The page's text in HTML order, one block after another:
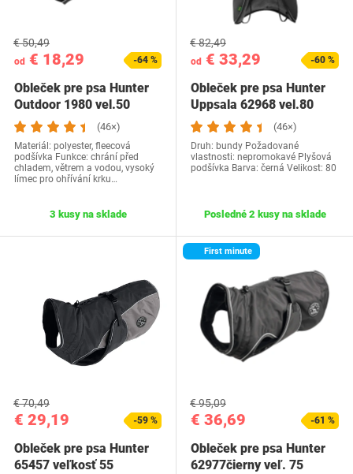
od € 18,29
€ 50,49
-64 %
Obleček pre psa Hunter
Outdoor 1980 vel.50
(46×)
Materiál: polyester, fleecová
podšívka Funkce: chrání před
chladem, větrem a vodou, vysoký
límec pro ohřívání krku…
3 kusy na sklade
od € 33,29
€ 82,49
-60 %
Obleček pre psa Hunter
Uppsala 62968 vel.80
(46×)
Druh: bundy Požadované
vlastnosti: nepromokavé Plyšová
podšívka Barva: černá Velikost: 80
Posledné 2 kusy na sklade
€ 29,19
€ 70,49
-59 %
Obleček pre psa Hunter
65457 veľkosť 55
First minute
€ 36,69
€ 95,09
-61 %
Obleček pre psa Hunter
62977čierny veľ. 75